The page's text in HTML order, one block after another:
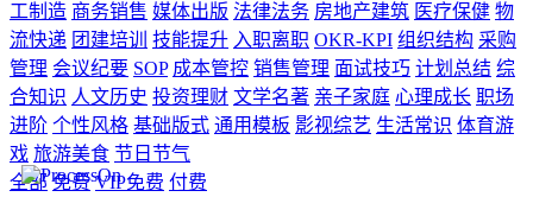
工制造 商务销售 媒体出版 法律法务 房地产建筑 医疗保健 物
流快递 团建培训 技能提升 入职离职 OKR-KPI 组织结构 采购
管理 会议纪要 SOP 成本管控 销售管理 面试技巧 计划总结 综
合知识 人文历史 投资理财 文学名著 亲子家庭 心理成长 职场
进阶 个性风格 基础版式 通用模板 影视综艺 生活常识 体育游
戏 旅游美食 节日节气
全部 免费 VIP免费 付费